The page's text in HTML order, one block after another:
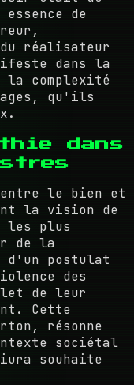
de
réalisateur
dans la
la complexité
qu'ils
dans
le bien et
la vision de
les plus
de la
d'un postulat
des
de leur
Cette
résonne
sociétal
souhaite